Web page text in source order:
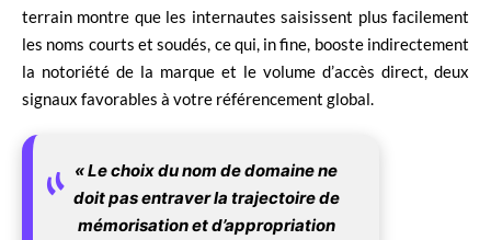
terrain montre que les internautes saisissent plus facilement
les noms courts et soudés, ce qui, in fine, booste indirectement
la notoriété de la marque et le volume d’accès direct, deux
signaux favorables à votre référencement global.
« Le choix du nom de domaine ne
doit pas entraver la trajectoire de
mémorisation et d’appropriation